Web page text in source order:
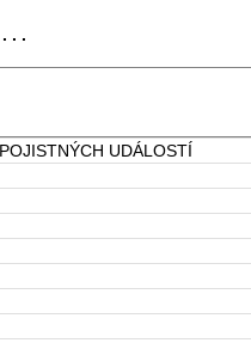
. . .
UDÁLOSTÍ